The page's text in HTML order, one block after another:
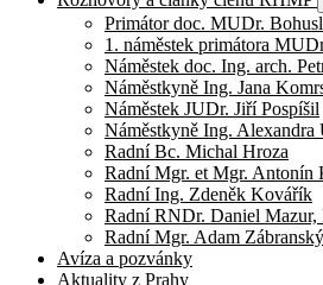
Primátor doc. MUDr.
1. náměstek primátora
Náměstek doc. Ing. arch.
Náměstkyně Ing. Jana
Náměstek JUDr. Jiří Pospíšil
Náměstkyně Ing. Alexandra
Radní Bc. Michal Hroza
Radní Mgr. et Mgr. Antonín
Radní Ing. Zdeněk Kovářík
Radní RNDr. Daniel Mazur,
Radní Mgr. Adam Zábranský
Avíza a pozvánky
Aktuality z Prahy